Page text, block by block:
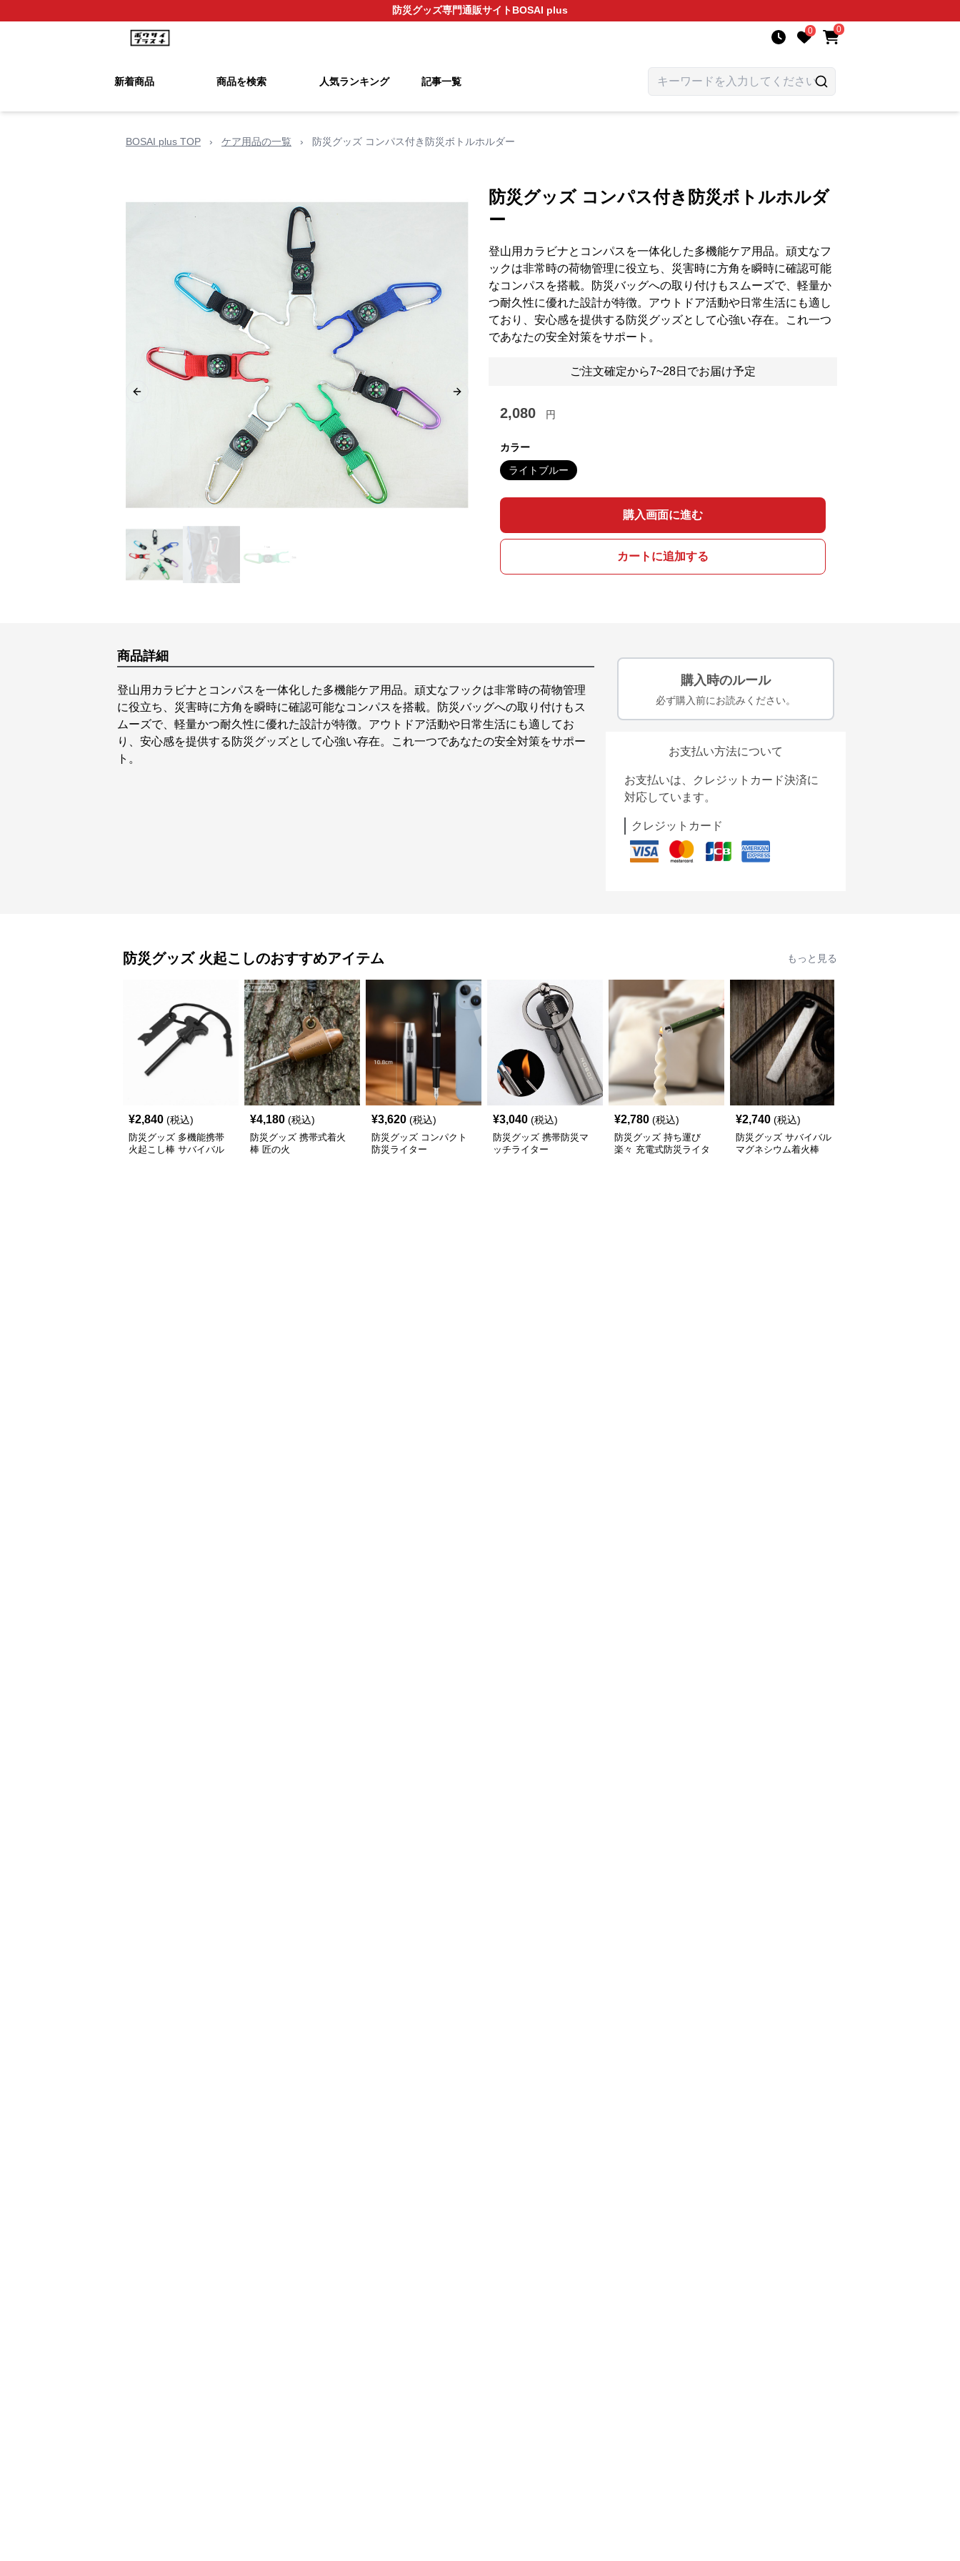
防災グッズ専門通販サイトBOSAI plus
0 0
新着商品 商品を検索 人気ランキング 記事一覧
BOSAI plus TOP › ケア用品の一覧 › 防災グッズ コンパス付き防災ボトルホルダー
Previous slide Next slide
防災グッズ コンパス付き防災ボトルホルダ
ー
登山用カラビナとコンパスを一体化した多機能ケア用品。頑丈なフ
ックは非常時の荷物管理に役立ち、災害時に方角を瞬時に確認可能
なコンパスを搭載。防災バッグへの取り付けもスムーズで、軽量か
つ耐久性に優れた設計が特徴。アウトドア活動や日常生活にも適し
ており、安心感を提供する防災グッズとして心強い存在。これ一つ
であなたの安全対策をサポート。
ご注文確定から7~28日でお届け予定
2,080 円
カラー
ライトブルー
購入画面に進む
カートに追加する
商品詳細
登山用カラビナとコンパスを一体化した多機能ケア用品。頑丈なフックは非常時の荷物管理
に役立ち、災害時に方角を瞬時に確認可能なコンパスを搭載。防災バッグへの取り付けもス
ムーズで、軽量かつ耐久性に優れた設計が特徴。アウトドア活動や日常生活にも適してお
り、安心感を提供する防災グッズとして心強い存在。これ一つであなたの安全対策をサポー
ト。
購入時のルール
必ず購入前にお読みください。
お支払い方法について
お支払いは、クレジットカード決済に
対応しています。
クレジットカード
防災グッズ 火起こしのおすすめアイテム もっと見る
¥2,840 (税込)
防災グッズ 多機能携帯
火起こし棒 サバイバル
¥4,180 (税込)
防災グッズ 携帯式着火
棒 匠の火
¥3,620 (税込)
防災グッズ コンパクト
防災ライター
¥3,040 (税込)
防災グッズ 携帯防災マ
ッチライター
¥2,780 (税込)
防災グッズ 持ち運び
楽々 充電式防災ライタ
¥2,740 (税込)
防災グッズ サバイバル
マグネシウム着火棒